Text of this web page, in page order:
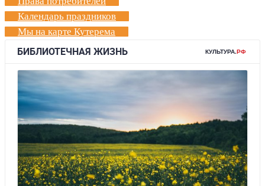
Календарь праздников
Мы на карте Кутерема